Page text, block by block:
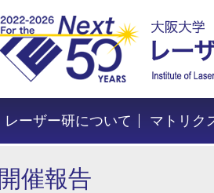
レーザー研について マトリク
開催報告